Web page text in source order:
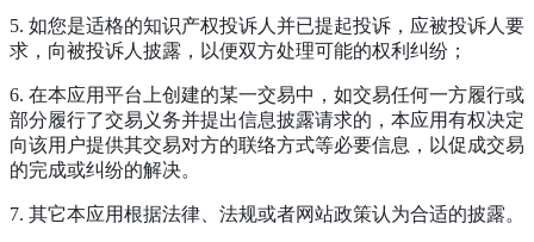
5. 如您是适格的知识产权投诉人并已提起投诉，应被投诉人要
求，向被投诉人披露，以便双方处理可能的权利纠纷；
6. 在本应用平台上创建的某一交易中，如交易任何一方履行或
部分履行了交易义务并提出信息披露请求的，本应用有权决定
向该用户提供其交易对方的联络方式等必要信息，以促成交易
的完成或纠纷的解决。
7. 其它本应用根据法律、法规或者网站政策认为合适的披露。